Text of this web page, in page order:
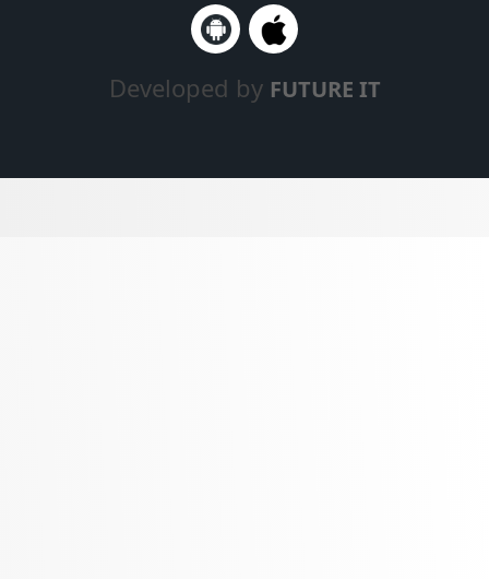
Developed by FUTURE IT